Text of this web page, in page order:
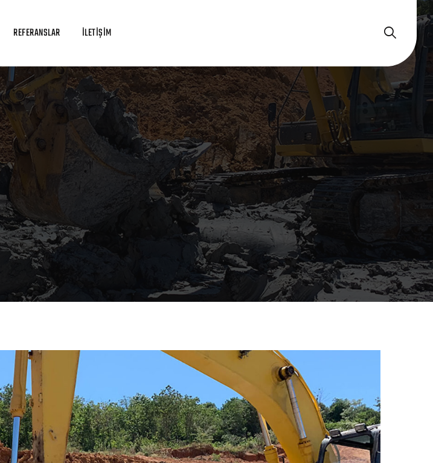
REFERANSLAR İLETİŞİM